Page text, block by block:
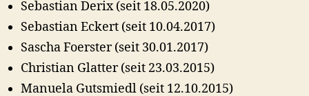
Sebastian Derix (seit 18.05.2020)
Sebastian Eckert (seit 10.04.2017)
Sascha Foerster (seit 30.01.2017)
Christian Glatter (seit 23.03.2015)
Manuela Gutsmiedl (seit 12.10.2015)